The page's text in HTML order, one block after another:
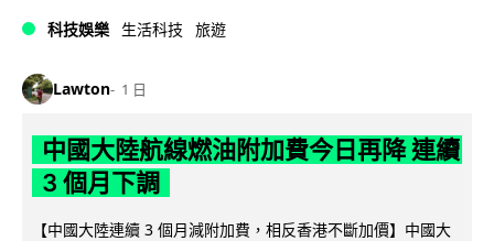
科技娛樂 生活科技 旅遊
Lawton 1 日
中國大陸航線燃油附加費今日再降 連續
3 個月下調
【中國大陸連續 3 個月減附加費，相反香港不斷加價】中國大